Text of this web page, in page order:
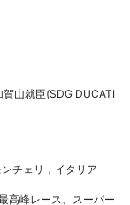
山就臣(SDG DUCATI
チェリ，イタリア
高峰レース、スーパー